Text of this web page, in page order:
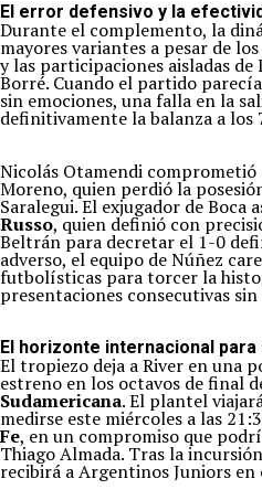
El error defensivo y la
Durante el complemento, la
mayores variantes a pesar de
y las participaciones aisladas
Borré. Cuando el partido
sin emociones, una falla en la
definitivamente la balanza a los
Nicolás Otamendi
Moreno, quien perdió la
Saralegui. El exjugador de Boca
Russo, quien definió con
Beltrán para decretar el 1-0
adverso, el equipo de Núñez
futbolísticas para torcer la
presentaciones consecutivas
El horizonte internacional
El tropiezo deja a River en una
estreno en los octavos de final
Sudamericana. El plantel
medirse este miércoles a las
Fe, en un compromiso que
Thiago Almada. Tras la
recibirá a Argentinos Juniors